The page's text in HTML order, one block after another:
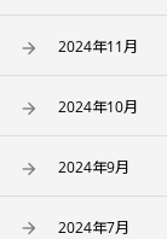
2024年11月
2024年10月
2024年9月
2024年7月